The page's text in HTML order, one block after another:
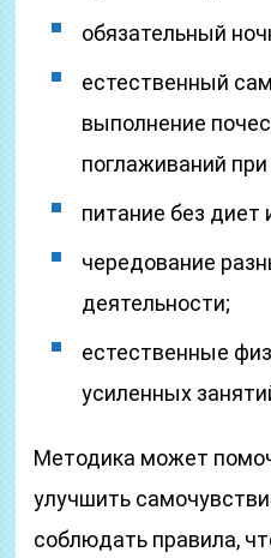
обязательный
естественный
выполнение
поглаживаний
питание без
чередование
деятельности;
естественные
усиленных
Методика может
улучшить
соблюдать правила,